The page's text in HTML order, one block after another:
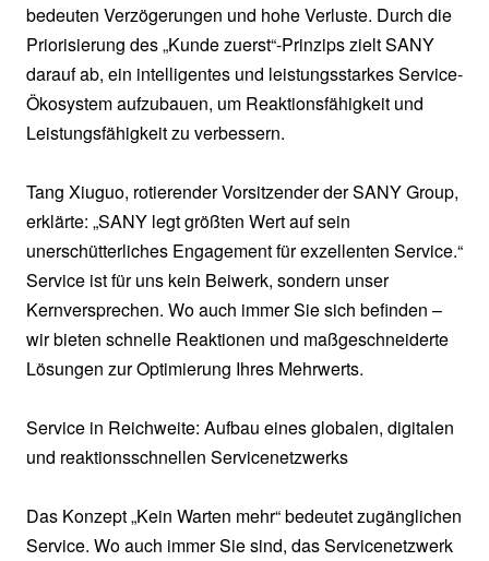
bedeuten Verzögerungen und hohe Verluste. Durch die
Priorisierung des „Kunde zuerst“-Prinzips zielt SANY
darauf ab, ein intelligentes und leistungsstarkes Service-
Ökosystem aufzubauen, um Reaktionsfähigkeit und
Leistungsfähigkeit zu verbessern.
Tang Xiuguo, rotierender Vorsitzender der SANY Group,
erklärte: „SANY legt größten Wert auf sein
unerschütterliches Engagement für exzellenten Service.“
Service ist für uns kein Beiwerk, sondern unser
Kernversprechen. Wo auch immer Sie sich befinden –
wir bieten schnelle Reaktionen und maßgeschneiderte
Lösungen zur Optimierung Ihres Mehrwerts.
Service in Reichweite: Aufbau eines globalen, digitalen
und reaktionsschnellen Servicenetzwerks
Das Konzept „Kein Warten mehr“ bedeutet zugänglichen
Service. Wo auch immer Sie sind, das Servicenetzwerk